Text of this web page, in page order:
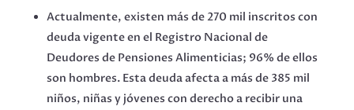
Actualmente, existen más de 270 mil inscritos con
deuda vigente en el Registro Nacional de
Deudores de Pensiones Alimenticias; 96% de ellos
son hombres. Esta deuda afecta a más de 385 mil
niños, niñas y jóvenes con derecho a recibir una